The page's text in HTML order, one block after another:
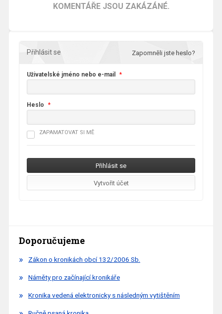
KOMENTÁŘE JSOU ZAKÁZÁNÉ.
Přihlásit se Zapomněli jste heslo?
Uživatelské jméno nebo e-mail *
Heslo *
ZAPAMATOVAT SI MĚ
Doporučujeme
Zákon o kronikách obcí 132/2006 Sb.
Náměty pro začínající kronikáře
Kronika vedená elektronicky s následným vytištěním